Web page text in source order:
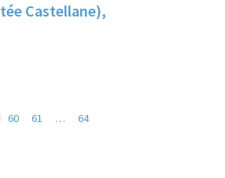
Castellane),
60 61 …
64